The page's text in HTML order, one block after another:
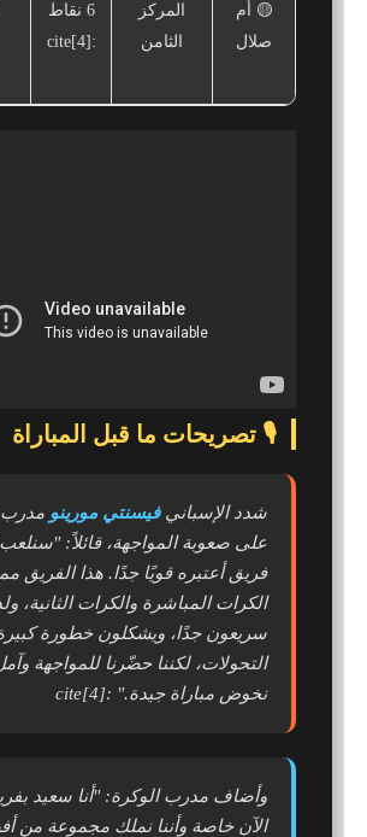
🟡 أم
صلال
المركز
الثامن
6 نقاط
:cite[4]
🎙️ تصريحات ما قبل المباراة
شدد الإسبانيفيسنتي مورينو مدرب
على صعوبة المواجهة، قائلاً:"سنلعب
فريق أعتبره قويًا جدًا. هذا الفريق
الكرات المباشرة والكرات الثانية،
سريعون جدًا، ويشكلون خطورة
التحولات، لكننا حضّرنا للمواجهة
نخوض مباراة جيدة." :cite[4]
وأضاف مدرب الوكرة:"أنا سعيد
الآن خاصة وأننا نملك مجموعة من